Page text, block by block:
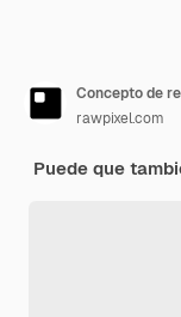
rawpixel.com
Puede que